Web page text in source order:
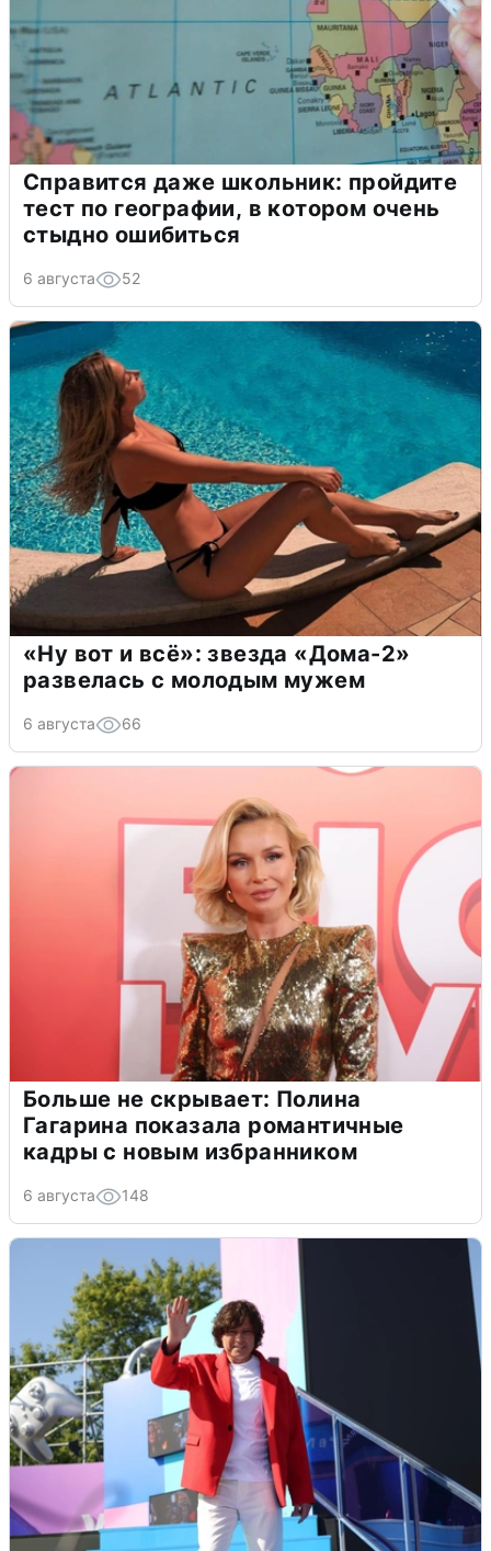
Справится даже школьник: пройдите
тест по географии, в котором очень
стыдно ошибиться
6 августа 52
«Ну вот и всё»: звезда «Дома-2»
развелась с молодым мужем
6 августа 66
Больше не скрывает: Полина
Гагарина показала романтичные
кадры с новым избранником
6 августа 148